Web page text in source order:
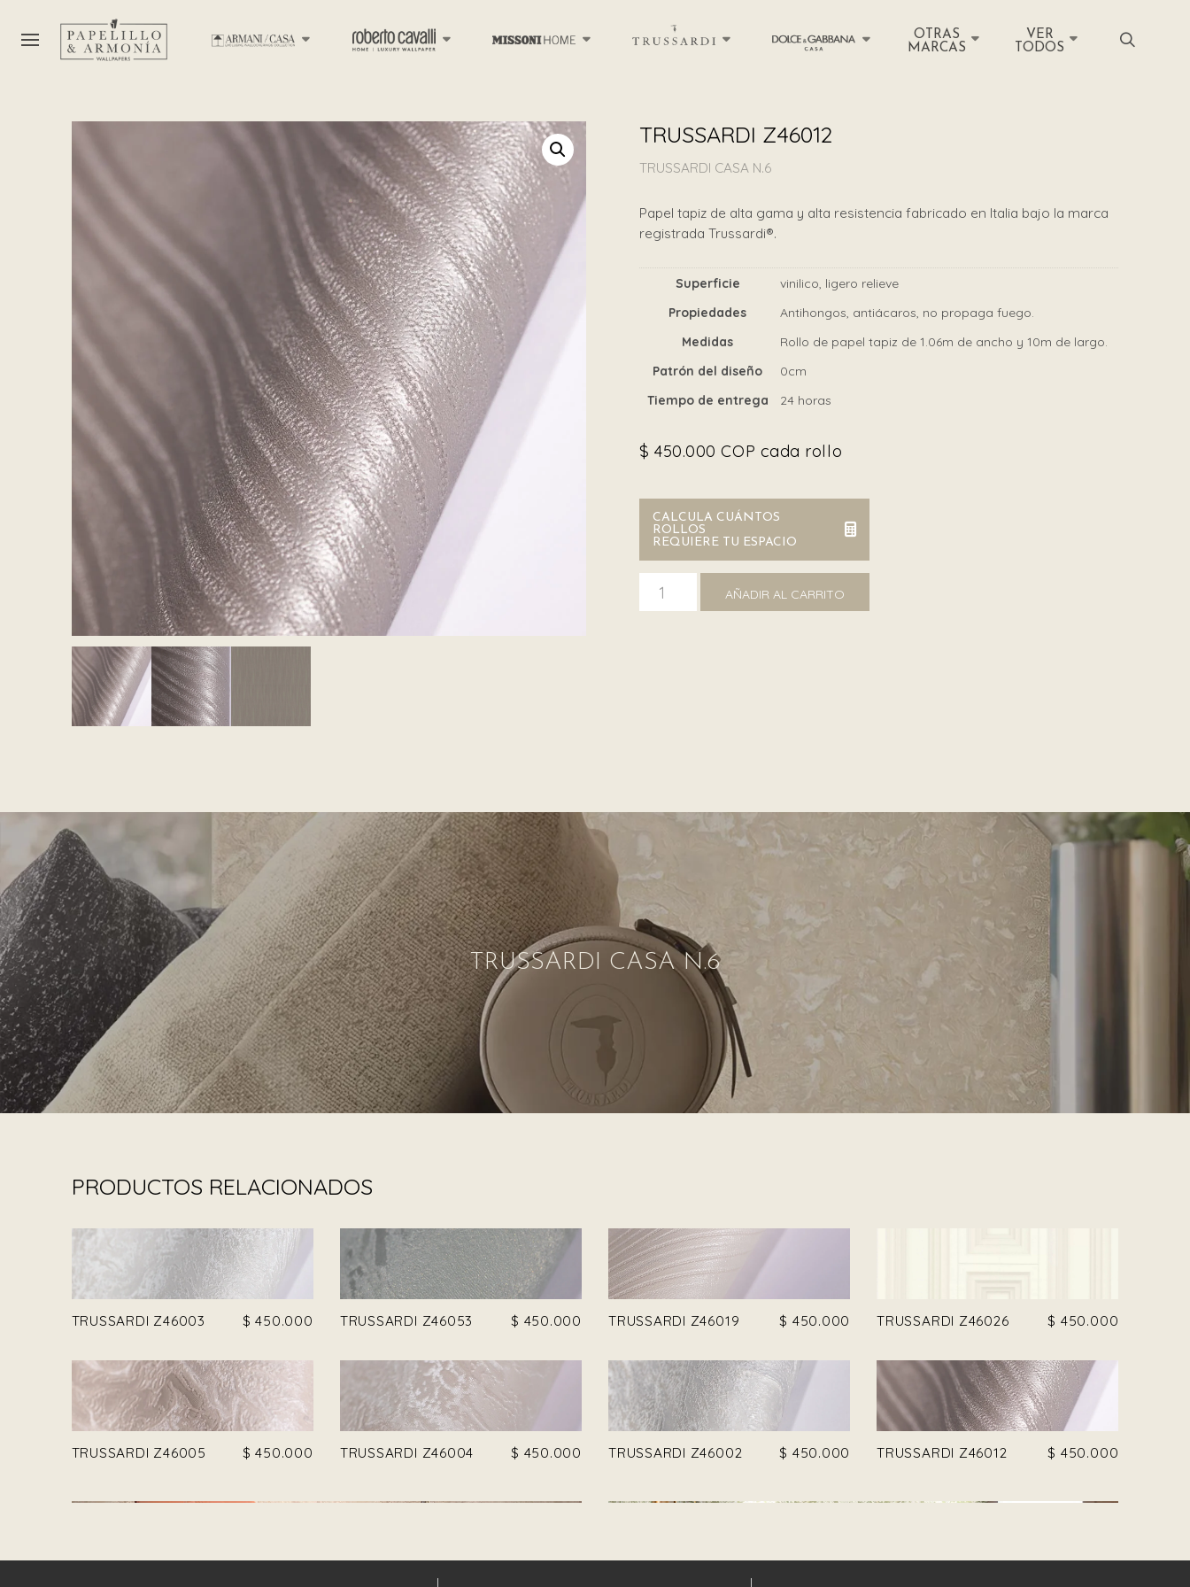
OTRAS
MARCAS
VER
TODOS
TRUSSARDI Z46012
TRUSSARDI CASA N.6
Papel tapiz de alta gama y alta resistencia fabricado en Italia bajo la marca
registrada Trussardi®.
Superficie
vinilico, ligero relieve
Propiedades
Antihongos, antiácaros, no propaga fuego.
Medidas
Rollo de papel tapiz de 1.06m de ancho y 10m de largo.
Patrón del diseño
0cm
Tiempo de entrega
24 horas
$ 450.000 COP cada rollo
CALCULA CUÁNTOS
ROLLOS
REQUIERE TU ESPACIO
AÑADIR AL CARRITO
TRUSSARDI CASA N.6
PRODUCTOS RELACIONADOS
TRUSSARDI Z46003 $ 450.000 TRUSSARDI Z46053 $ 450.000 TRUSSARDI Z46019 $ 450.000 TRUSSARDI Z46026 $ 450.000
TRUSSARDI Z46005 $ 450.000 TRUSSARDI Z46004 $ 450.000 TRUSSARDI Z46002 $ 450.000 TRUSSARDI Z46012 $ 450.000